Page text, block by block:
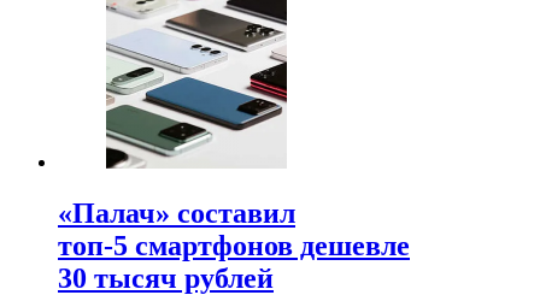
«Палач» составил
топ-5 смартфонов дешевле
30 тысяч рублей